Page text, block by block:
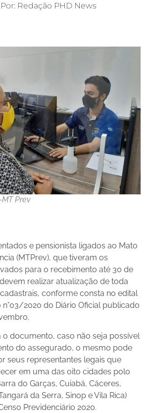
Por: Redação PHD News
MT Prev
e pensionista ligados ao Mato
(MTPrev), que tiveram os
para o recebimento até 30 de
realizar atualização de toda
conforme consta no edital
2020 do Diário Oficial publicado
o documento, caso não seja possível
do assegurado, o mesmo pode
seus representantes legais que
em uma das oito cidades polo
do Garças, Cuiabá, Cáceres,
da Serra, Sinop e Vila Rica)
Previdenciário 2020.